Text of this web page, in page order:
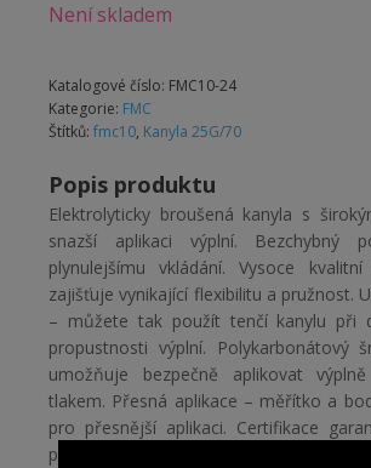
Není skladem
Katalogové číslo: FMC10-24
Kategorie: FMC
Štítků: fmc10, Kanyla 25G/70
Popis produktu
Elektrolyticky broušená kanyla s
snazší aplikaci výplní. Bezchybný
plynulejšímu vkládání. Vysoce
zajišťuje vynikající flexibilitu a pružnost.
– můžete tak použít tenčí kanylu při
propustnosti výplní. Polykarbonátový
umožňuje bezpečně aplikovat
tlakem. Přesná aplikace – měřítko a
pro přesnější aplikaci. Certifikace
použití –